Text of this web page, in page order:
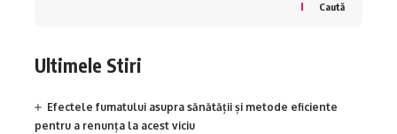
Caută
Ultimele Stiri
Efectele fumatului asupra sănătății și metode eficiente
pentru a renunța la acest viciu